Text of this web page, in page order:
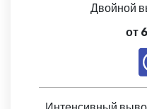
Двойной
от